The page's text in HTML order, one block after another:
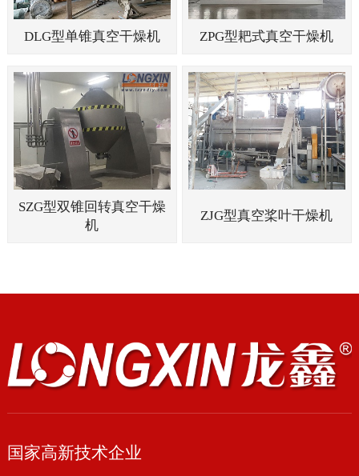
DLG型单锥真空干燥机 ZPG型耙式真空干燥机
SZG型双锥回转真空干燥
机
ZJG型真空桨叶干燥机
国家高新技术企业